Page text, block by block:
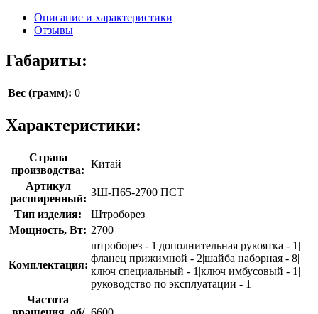
Описание и характеристики
Отзывы
Габариты:
Вес (грамм): 0
Характеристики:
Страна
производства:
Китай
Артикул
расширенный:
ЗШ-П65-2700 ПСТ
Тип изделия:
Штроборез
Мощность, Вт: 2700
Комплектация:
штроборез - 1|дополнительная рукоятка - 1|
фланец прижимной - 2|шайба наборная - 8|
ключ специальный - 1|ключ имбусовый - 1|
руководство по эксплуатации - 1
Частота